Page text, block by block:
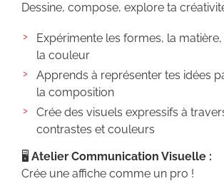
Dessine, compose, explore ta
Expérimente les formes, la
la couleur
Apprends à représenter tes idées
la composition
Crée des visuels expressifs à
contrastes et couleurs
🖥️ Atelier Communication Visuelle :
Crée une affiche comme un pro !